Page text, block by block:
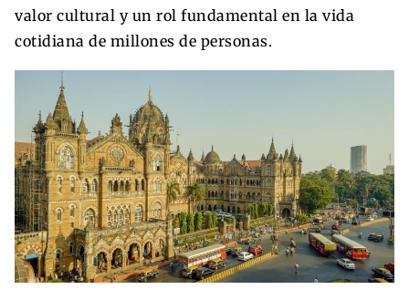
valor cultural y un rol fundamental en la vida
cotidiana de millones de personas.